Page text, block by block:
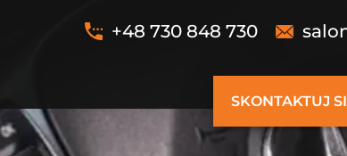
+48 730 848 730
SKONTAKTUJ